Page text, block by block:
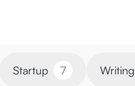
Startup 7 Writing